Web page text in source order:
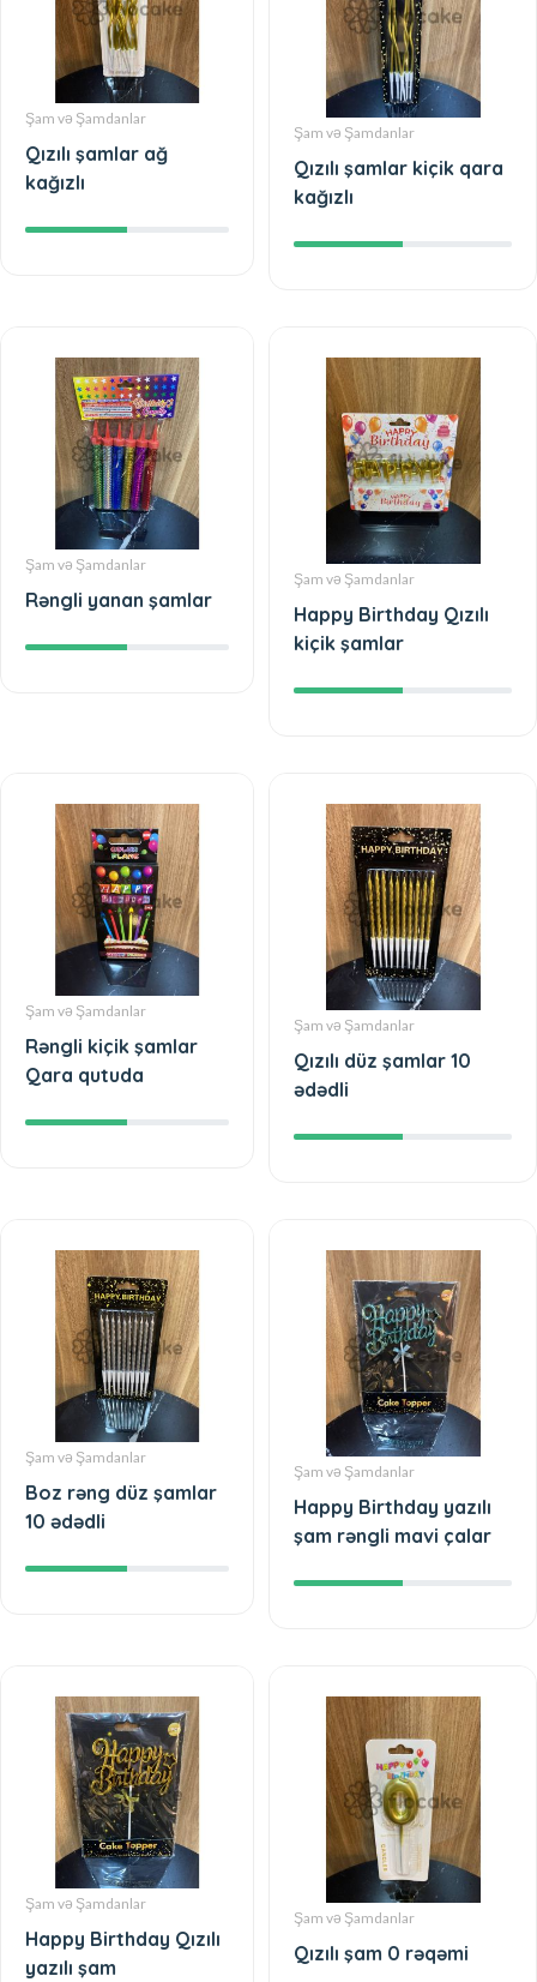
Şam və Şamdanlar
Qızılı şamlar ağ
kağızlı
Şam və Şamdanlar
Qızılı şamlar kiçik qara
kağızlı
Şam və Şamdanlar
Rəngli yanan şamlar
Şam və Şamdanlar
Happy Birthday Qızılı
kiçik şamlar
Şam və Şamdanlar
Rəngli kiçik şamlar
Qara qutuda
Şam və Şamdanlar
Qızılı düz şamlar 10
ədədli
Şam və Şamdanlar
Boz rəng düz şamlar
10 ədədli
Şam və Şamdanlar
Happy Birthday yazılı
şam rəngli mavi çalar
Şam və Şamdanlar
Happy Birthday Qızılı
yazılı şam
Şam və Şamdanlar
Qızılı şam 0 rəqəmi